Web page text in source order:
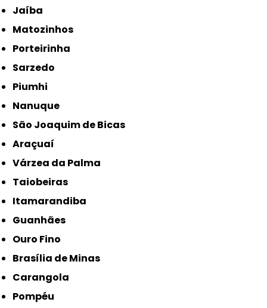
Jaíba
Matozinhos
Porteirinha
Sarzedo
Piumhi
Nanuque
São Joaquim de Bicas
Araçuaí
Várzea da Palma
Taiobeiras
Itamarandiba
Guanhães
Ouro Fino
Brasília de Minas
Carangola
Pompéu